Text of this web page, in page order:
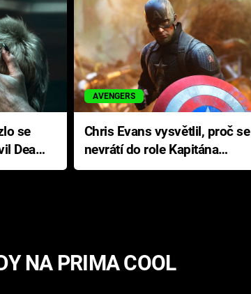
Dead
AVENGERS
Chris Evans vysvětlil, proč se
nevrátí do role Kapitána
Ameriky
NA PRIMA COOL